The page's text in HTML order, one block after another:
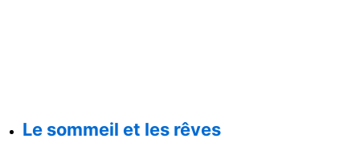
Le sommeil et les rêves